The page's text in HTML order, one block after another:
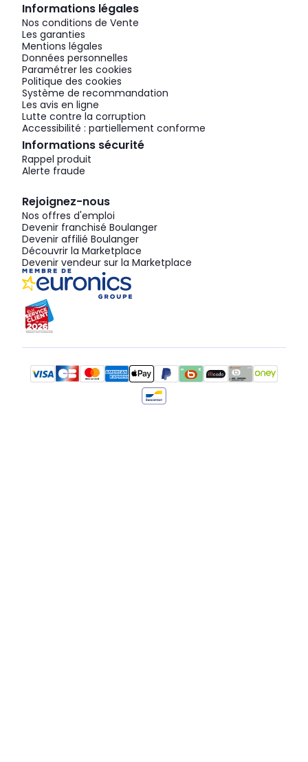
Informations légales
Nos conditions de Vente
Les garanties
Mentions légales
Données personnelles
Paramétrer les cookies
Politique des cookies
Système de recommandation
Les avis en ligne
Lutte contre la corruption
Accessibilité : partiellement conforme
Informations sécurité
Rappel produit
Alerte fraude
Rejoignez-nous
Nos offres d'emploi
Devenir franchisé Boulanger
Devenir affilié Boulanger
Découvrir la Marketplace
Devenir vendeur sur la Marketplace